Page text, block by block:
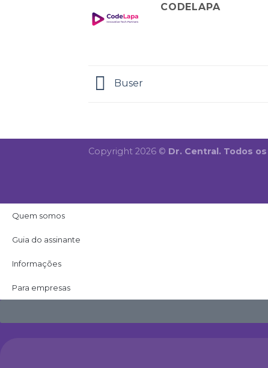
CODELAPA
Buser
Copyright 2026 © Dr. Central. Todos
Quem somos
Guia do assinante
Informações
Para empresas